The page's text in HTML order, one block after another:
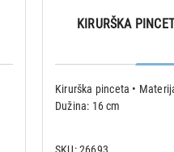
KIRURŠKA
Kirurška pinceta •
Dužina: 16 cm